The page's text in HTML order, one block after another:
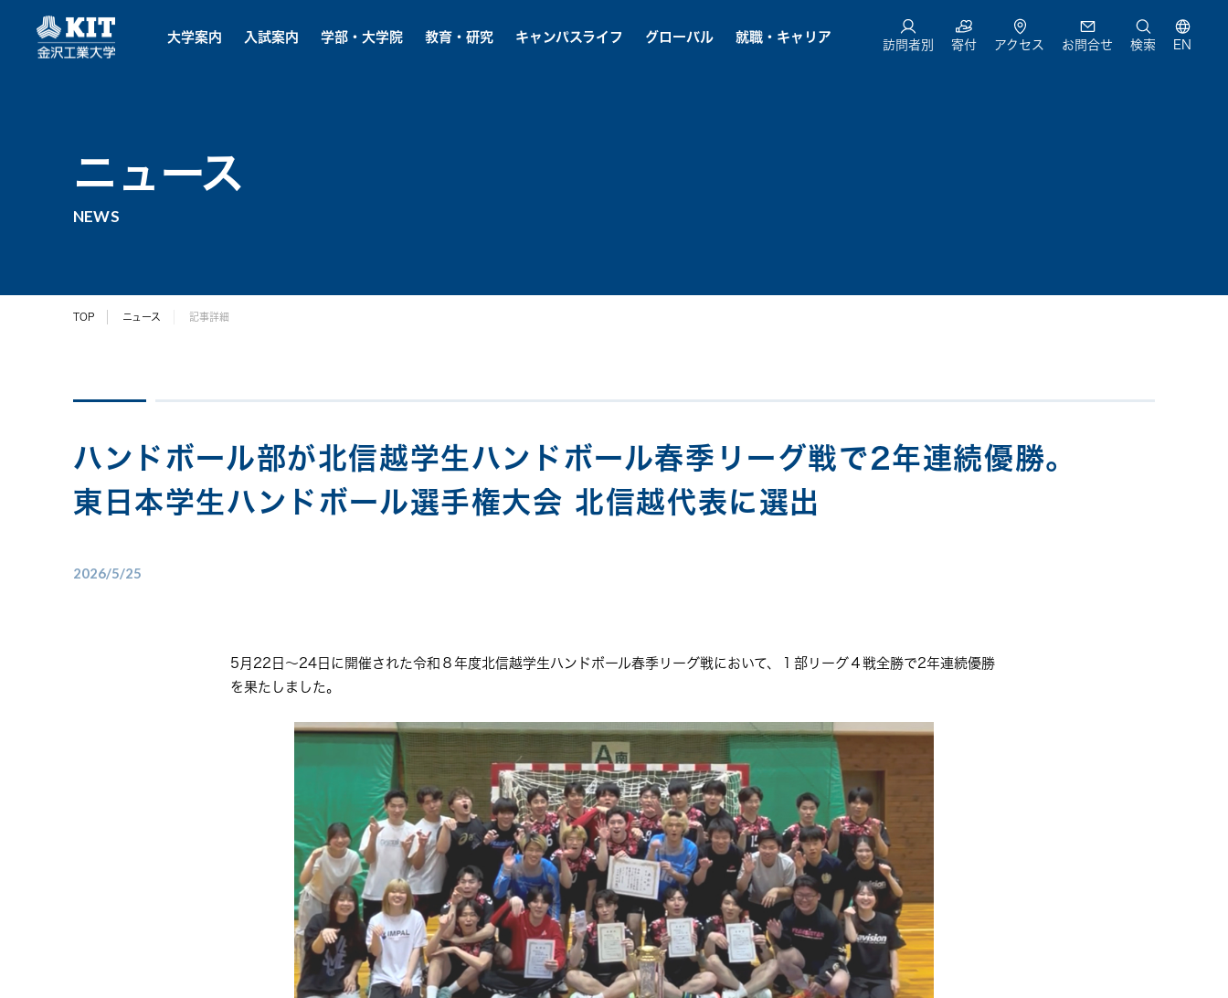
大学案内 入試案内 学部・大学院 教育・研究 キャンパスライフ グローバル 就職・キャリア
訪問者別 寄付 アクセス お問合せ 検索 EN
ニュース
NEWS
TOP ニュース 記事詳細
ハンドボール部が北信越学生ハンドボール春季リーグ戦で2年連続優勝。
東日本学生ハンドボール選手権大会 北信越代表に選出
2026/5/25
5月22日〜24日に開催された令和８年度北信越学生ハンドボール春季リーグ戦において、１部リーグ４戦全勝で2年連続優勝
を果たしました。